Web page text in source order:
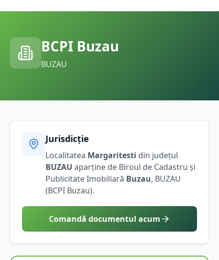
BCPI Buzau
BUZAU
Jurisdicție
Localitatea Margaritesti din județul
BUZAU aparține de Biroul de Cadastru și
Publicitate Imobiliară Buzau, BUZAU
(BCPI Buzau).
Comandă documentul acum